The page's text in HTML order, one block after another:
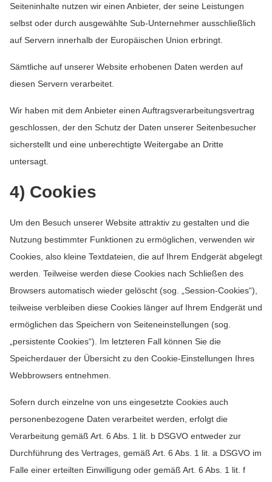
Seiteninhalte nutzen wir einen Anbieter, der seine Leistungen
selbst oder durch ausgewählte Sub-Unternehmer ausschließlich
auf Servern innerhalb der Europäischen Union erbringt.
Sämtliche auf unserer Website erhobenen Daten werden auf
diesen Servern verarbeitet.
Wir haben mit dem Anbieter einen Auftragsverarbeitungsvertrag
geschlossen, der den Schutz der Daten unserer Seitenbesucher
sicherstellt und eine unberechtigte Weitergabe an Dritte
untersagt.
4) Cookies
Um den Besuch unserer Website attraktiv zu gestalten und die
Nutzung bestimmter Funktionen zu ermöglichen, verwenden wir
Cookies, also kleine Textdateien, die auf Ihrem Endgerät abgelegt
werden. Teilweise werden diese Cookies nach Schließen des
Browsers automatisch wieder gelöscht (sog. „Session-Cookies“),
teilweise verbleiben diese Cookies länger auf Ihrem Endgerät und
ermöglichen das Speichern von Seiteneinstellungen (sog.
„persistente Cookies“). Im letzteren Fall können Sie die
Speicherdauer der Übersicht zu den Cookie-Einstellungen Ihres
Webbrowsers entnehmen.
Sofern durch einzelne von uns eingesetzte Cookies auch
personenbezogene Daten verarbeitet werden, erfolgt die
Verarbeitung gemäß Art. 6 Abs. 1 lit. b DSGVO entweder zur
Durchführung des Vertrages, gemäß Art. 6 Abs. 1 lit. a DSGVO im
Falle einer erteilten Einwilligung oder gemäß Art. 6 Abs. 1 lit. f